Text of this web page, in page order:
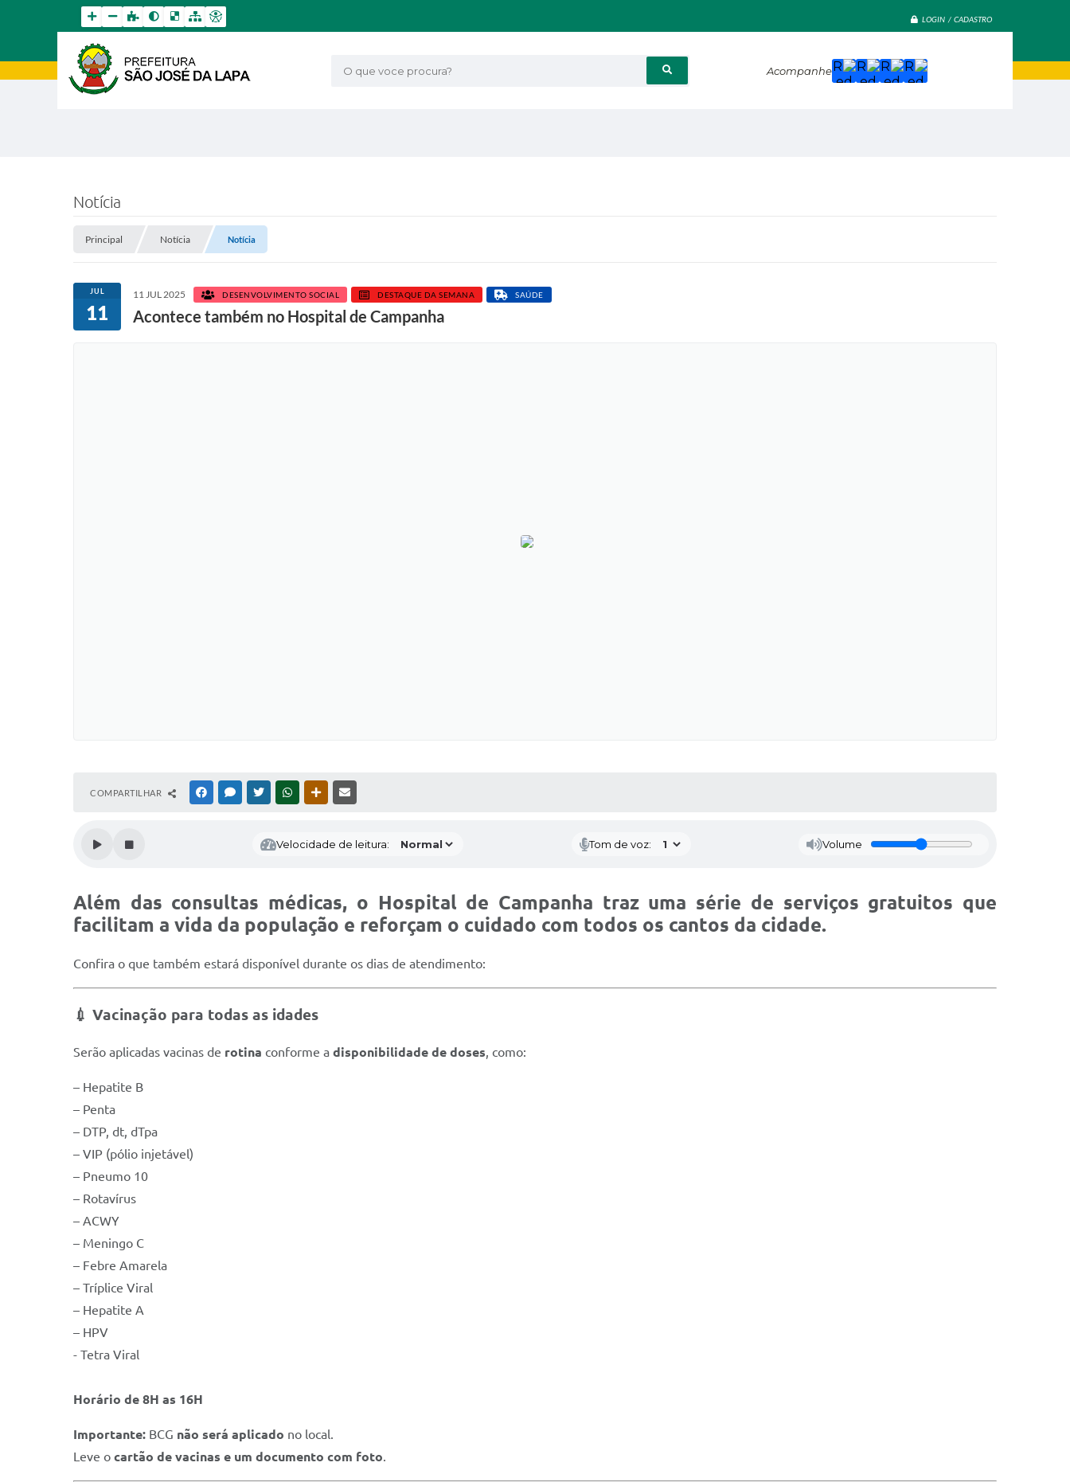
LOGIN / CADASTRO
O que voce procura? Acompanhe
Notícia
Principal Notícia Notícia
JUL
11
11 JUL 2025 DESENVOLVIMENTO SOCIAL DESTAQUE DA SEMANA SAÚDE
Acontece também no Hospital de Campanha
COMPARTILHAR FACEBOOKMESSENGER
TWITTERWHATSAPPOUTRAS MÍDIAS
Velocidade de leitura: Tom de voz: Volume
Além das consultas médicas, o Hospital de Campanha traz uma série de serviços gratuitos que
facilitam a vida da população e reforçam o cuidado com todos os cantos da cidade.
Confira o que também estará disponível durante os dias de atendimento:
💉 Vacinação para todas as idades
Serão aplicadas vacinas de rotina conforme a disponibilidade de doses, como:
– Hepatite B
– Penta
– DTP, dt, dTpa
– VIP (pólio injetável)
– Pneumo 10
– Rotavírus
– ACWY
– Meningo C
– Febre Amarela
– Tríplice Viral
– Hepatite A
– HPV
- Tetra Viral
Horário de 8H as 16H
Importante: BCG não será aplicado no local.
Leve o cartão de vacinas e um documento com foto.